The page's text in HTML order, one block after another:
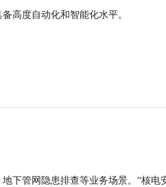
高度自动化和智能化水平。
下管网隐患排查等业务场景。“核电